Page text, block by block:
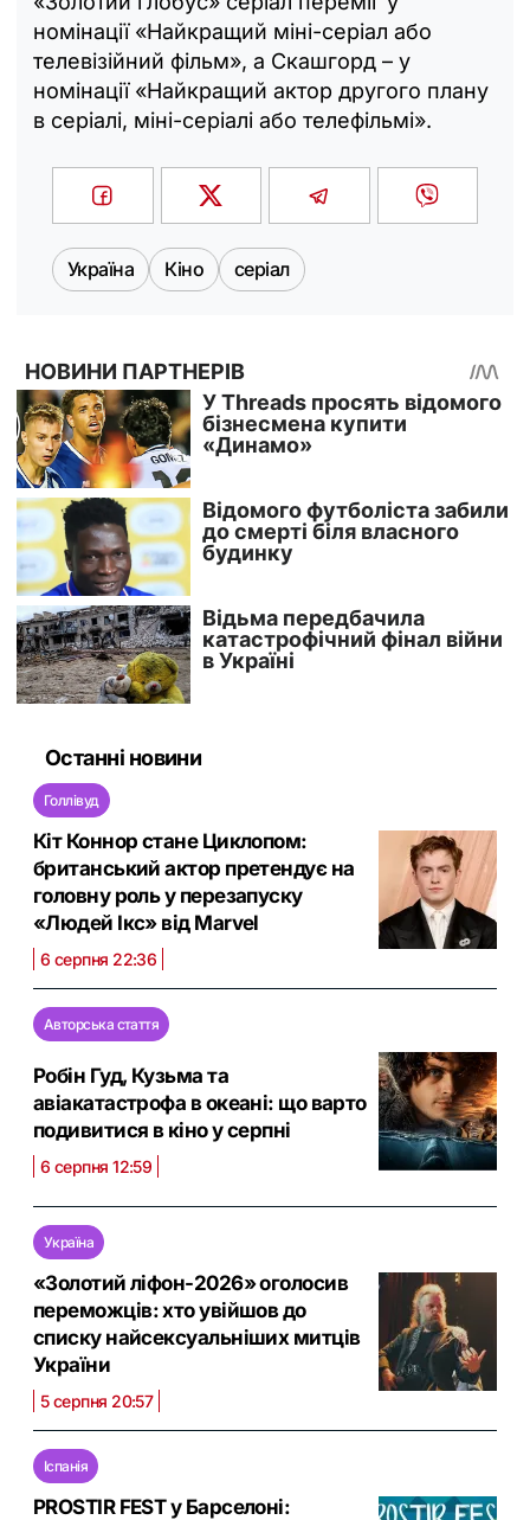
номінації «Найкращий міні-серіал або
телевізійний фільм», а Скашгорд – у
номінації «Найкращий актор другого плану
в серіалі, міні-серіалі або телефільмі».
Україна Кіно серіал
Останні новини
Голлівуд
Кіт Коннор стане Циклопом:
британський актор претендує на
головну роль у перезапуску
«Людей Ікс» від Marvel
6 серпня 22:36
Авторська стаття
Робін Гуд, Кузьма та
авіакатастрофа в океані: що варто
подивитися в кіно у серпні
6 серпня 12:59
Україна
«Золотий ліфон-2026» оголосив
переможців: хто увійшов до
списку найсексуальніших митців
України
5 серпня 20:57
Іспанія
PROSTIR FEST у Барселоні: